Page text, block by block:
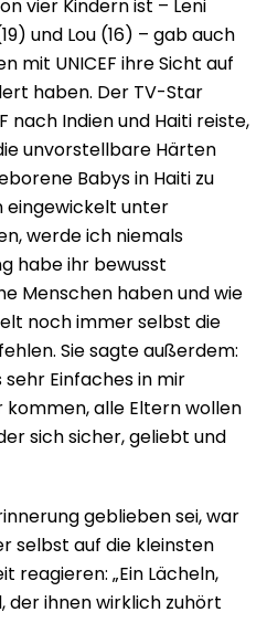
vier Kindern ist – Leni
und Lou (16) – gab auch
mit UNICEF ihre Sicht auf
haben. Der TV-Star
nach Indien und Haiti reiste,
unvorstellbare Härten
Babys in Haiti zu
eingewickelt unter
werde ich niemals
habe ihr bewusst
Menschen haben und wie
noch immer selbst die
Sie sagte außerdem:
Einfaches in mir
kommen, alle Eltern wollen
sich sicher, geliebt und
geblieben sei, war
selbst auf die kleinsten
reagieren: „Ein Lächeln,
der ihnen wirklich zuhört